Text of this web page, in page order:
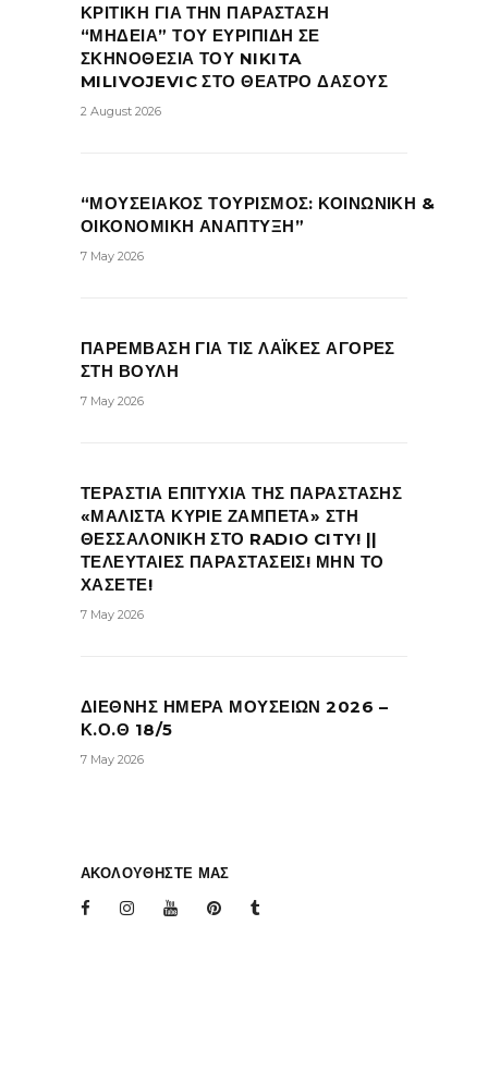
ΚΡΙΤΙΚΗ ΓΙΑ ΤΗΝ ΠΑΡΑΣΤΑΣΗ
“ΜΗΔΕΙΑ” ΤΟΥ ΕΥΡΙΠΙΔΗ ΣΕ
ΣΚΗΝΟΘΕΣΙΑ ΤΟΥ NIKITA
MILIVOJEVIC ΣΤΟ ΘΕΑΤΡΟ ΔΑΣΟΥΣ
2 August 2026
“ΜΟΥΣΕΙΑΚΟΣ ΤΟΥΡΙΣΜΟΣ: ΚΟΙΝΩΝΙΚΗ &
ΟΙΚΟΝΟΜΙΚΗ ΑΝΑΠΤΥΞΗ”
7 May 2026
ΠΑΡΕΜΒΑΣΗ ΓΙΑ ΤΙΣ ΛΑΪΚΕΣ ΑΓΟΡΕΣ
ΣΤΗ ΒΟΥΛΗ
7 May 2026
ΤΕΡΑΣΤΙΑ ΕΠΙΤΥΧΙΑ ΤΗΣ ΠΑΡΑΣΤΑΣΗΣ
«ΜΑΛΙΣΤΑ ΚΥΡΙΕ ΖΑΜΠΕΤΑ» ΣΤΗ
ΘΕΣΣΑΛΟΝΙΚΗ ΣΤΟ RADIO CITY! ||
ΤΕΛΕΥΤΑΙΕΣ ΠΑΡΑΣΤΑΣΕΙΣ! ΜΗΝ ΤΟ
ΧΑΣΕΤΕ!
7 May 2026
ΔΙΕΘΝΗΣ ΗΜΕΡΑ ΜΟΥΣΕΙΩΝ 2026 –
Κ.Ο.Θ 18/5
7 May 2026
ΑΚΟΛΟΥΘΗΣΤΕ ΜΑΣ